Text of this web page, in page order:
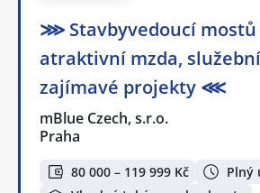
⋙ Stavbyvedoucí mostů
atraktivní mzda,
zajímavé projekty ⋘
mBlue Czech, s.r.o.
Praha
80 000 – 119 999 Kč
Plný